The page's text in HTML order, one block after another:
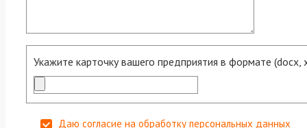
Укажите карточку вашего предприятия в формате (docx,
Даю согласие на обработку персональных данных